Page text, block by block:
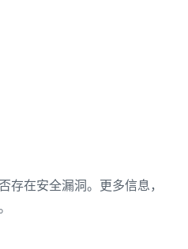
存在安全漏洞。更多信息，